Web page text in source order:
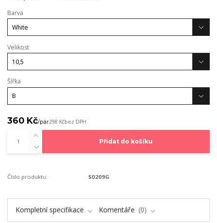
Barva
Velikost
Šířka
360 Kč/pár298 Kčbez DPH
Přidat do košíku
Číslo produktu: S0209G
Kompletní specifikace Komentáře 0